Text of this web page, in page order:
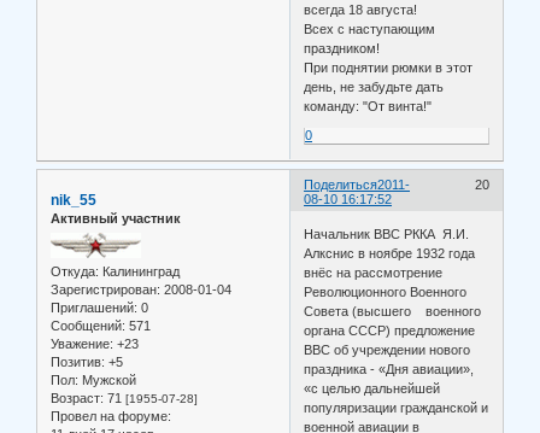
всегда 18 августа!
Всех с наступающим
праздником!
При поднятии рюмки в этот
день, не забудьте дать
команду: "От винта!"
0
Поделиться 20
2011-
08-10 16:17:52
nik_55
Активный участник
Откуда: Калининград
Зарегистрирован: 2008-01-04
Приглашений: 0
Сообщений: 571
Уважение: +23
Позитив: +5
Пол: Мужской
Возраст: 71 [1955-07-28]
Провел на форуме:
Начальник ВВС РККА Я.И.
Алкснис в ноябре 1932 года
внёс на рассмотрение
Революционного Военного
Совета (высшего военного
органа СССР) предложение
ВВС об учреждении нового
праздника - «Дня авиации»,
«с целью дальнейшей
популяризации гражданской и
военной авиации в